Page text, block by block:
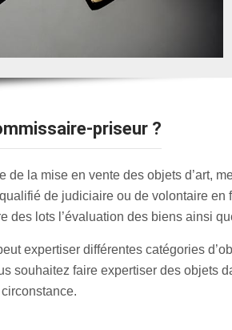
priseur ?
de la mise en vente des objets d’art,
de judiciaire ou de volontaire en
des lots l’évaluation des biens ainsi
expertiser différentes catégories
souhaitez faire expertiser des objets